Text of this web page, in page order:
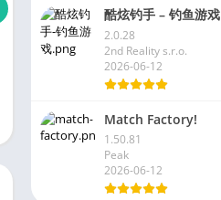
酷炫钓手 – 钓鱼游戏
2.0.28
2nd Reality s.r.o.
2026-06-12
Match Factory!
1.50.81
Peak
2026-06-12